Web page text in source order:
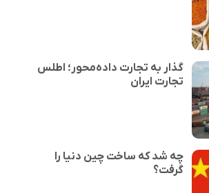
گذار به تجارت داده‌محور؛ اطلس
تجارت ایران
چه شد که ساخت چین دنیا را
گرفت؟